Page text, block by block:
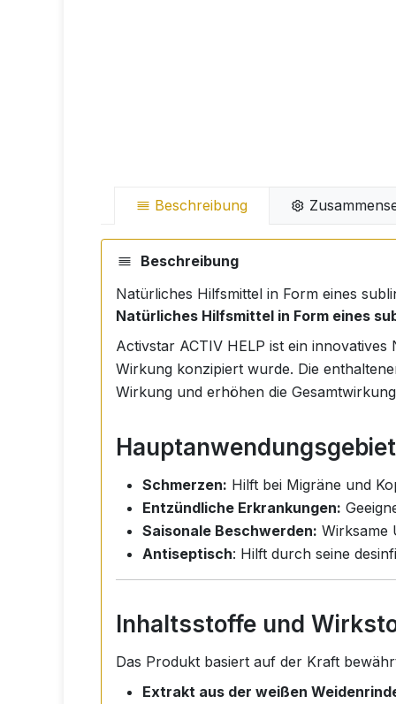
Beschreibung
Beschreibung
Natürliches Hilfsmittel in Form eines
Natürliches Hilfsmittel in Form eines
Activstar ACTIV HELP ist ein
Wirkung konzipiert wurde. Die
Wirkung und erhöhen die
Schmerzen: Hilft bei Migräne und
Entzündliche Erkrankungen:
Saisonale Beschwerden: Wirksame
Antiseptisch: Hilft durch seine
Inhaltsstoffe und
Das Produkt basiert auf der Kraft
Extrakt aus der weißen